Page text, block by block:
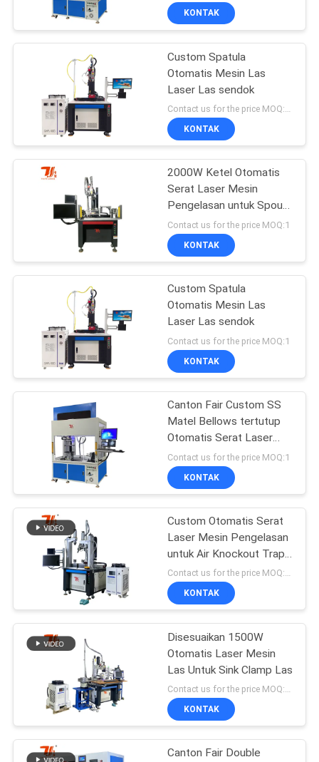
Mesin Laser Untuk
Dapur Kamar Mandi
Mesin Laser
Perhiasan
Mesin Las Laser
YAG
Mesin Laser Baterai
Mesin Laser
Perangkat Keras
KONTAK
Custom Spatula
Otomatis Mesin Las
Laser Las sendok
Contact us for the price MOQ:10
KONTAK
2000W Ketel Otomatis
Serat Laser Mesin
Pengelasan untuk Spout
Pengelasan
Contact us for the price MOQ:1
KONTAK
Custom Spatula
Otomatis Mesin Las
Laser Las sendok
Contact us for the price MOQ:1
KONTAK
Canton Fair Custom SS
Matel Bellows tertutup
Otomatis Serat Laser
Mesin Las
Contact us for the price MOQ:1
KONTAK
Custom Otomatis Serat
Laser Mesin Pengelasan
untuk Air Knockout Trap
Drum Pengelasan
Contact us for the price MOQ:10
KONTAK
Disesuaikan 1500W
Otomatis Laser Mesin
Las Untuk Sink Clamp Las
Contact us for the price MOQ:10
KONTAK
Canton Fair Double